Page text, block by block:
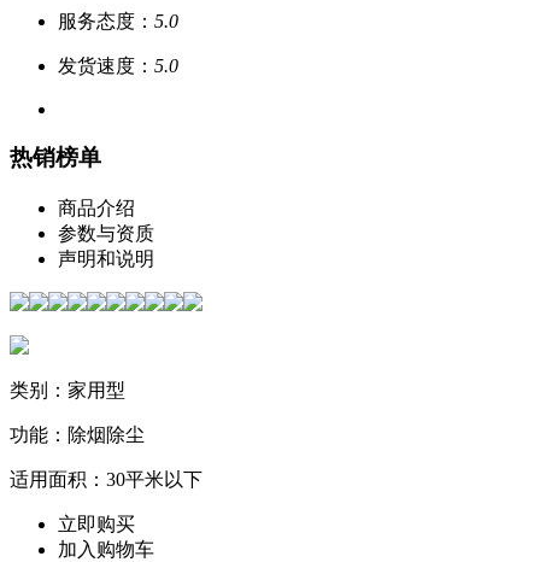
服务态度： 5.0
发货速度： 5.0
热销榜单
商品介绍
参数与资质
声明和说明
类别：家用型
功能：除烟除尘
适用面积：30平米以下
立即购买
加入购物车